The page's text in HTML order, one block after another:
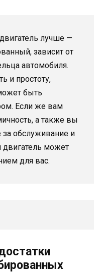
лучше —
зависит от
автомобиля.
и простоту,
быть
Если же вам
а также вы
за обслуживание и
двигатель может
для вас.